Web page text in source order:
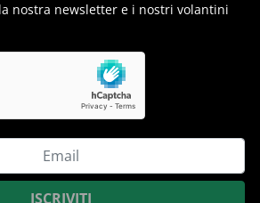
nostra newsletter e i nostri volantini
ISCRIVITI